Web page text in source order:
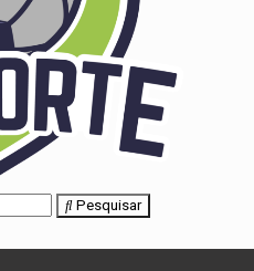
Pesquisar